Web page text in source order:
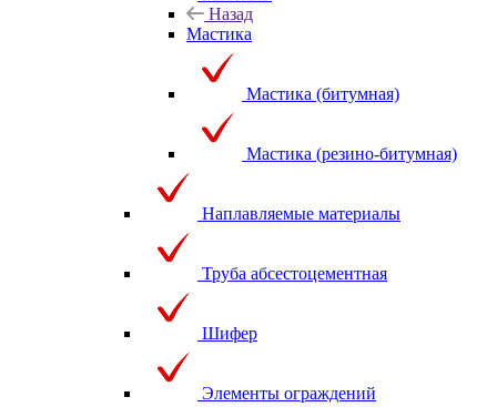
Назад
Мастика
Мастика (битумная)
Мастика (резино-битумная)
Наплавляемые материалы
Труба абсестоцементная
Шифер
Элементы ограждений